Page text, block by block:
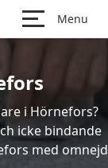
Menu
i Hörnefors?
icke bindande
med omnejd